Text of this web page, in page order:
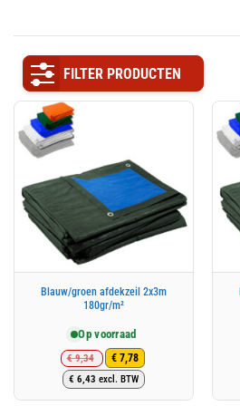
FILTER PRODUCTEN
Blauw/groen afdekzeil 2x3m
180gr/m²
Op voorraad
€9,34
Oorspronkelijke
prijs
was:
€ 7,78
Huidige
prijs
is:
€ 6,43 excl. BTW